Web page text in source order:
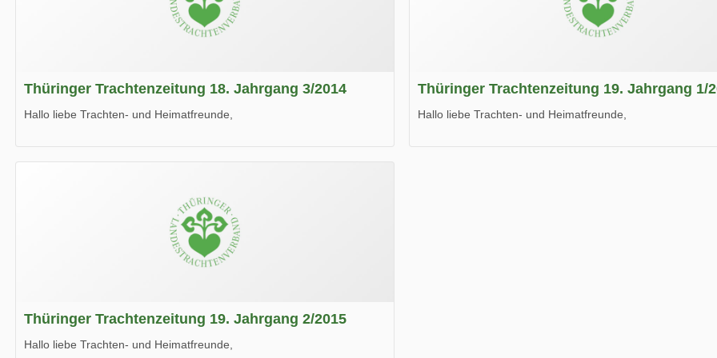
Thüringer Trachtenzeitung 18. Jahrgang 3/2014
Hallo liebe Trachten- und Heimatfreunde,
Wir wünschen Euch viel Spaß beim Lesen.
Thüringer Trachtenzeitung 19. Jahrgang 1/
Hallo liebe Trachten- und Heimatfreunde,
Thüringer Trachtenzeitung 19. Jahrgang 2/2015
Hallo liebe Trachten- und Heimatfreunde,